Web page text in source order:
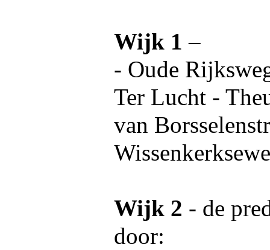
Wijk 1–
- Oude
Ter Lucht -
van
Wijk 2 - de
door: